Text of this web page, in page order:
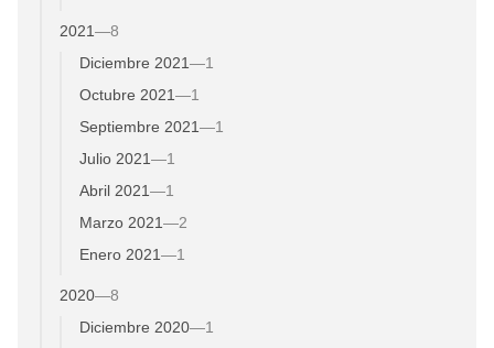
2021—8
Diciembre 2021—1
Octubre 2021—1
Septiembre 2021—1
Julio 2021—1
Abril 2021—1
Marzo 2021—2
Enero 2021—1
2020—8
Diciembre 2020—1